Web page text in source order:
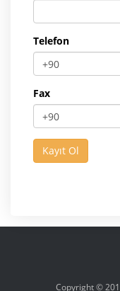
Telefon
Fax
Copyright ©